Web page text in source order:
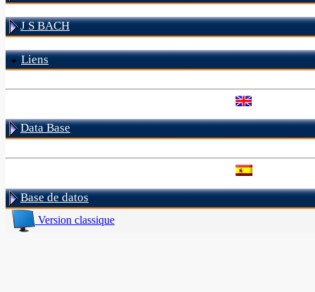
J S BACH
Liens
Data Base
Base de datos
Version classique